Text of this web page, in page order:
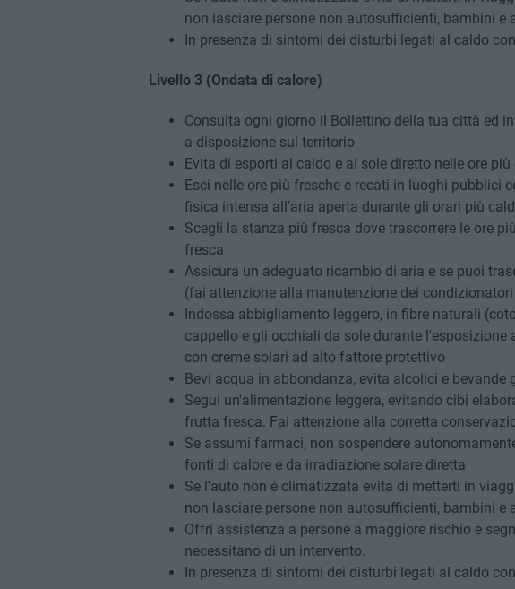
non lasciare persone non autosufficienti, bambini e
In presenza di sintomi dei disturbi legati al caldo
Livello 3 (Ondata di calore)
Consulta ogni giorno il Bollettino della tua città ed
a disposizione sul territorio
Evita di esporti al caldo e al sole diretto nelle ore
Esci nelle ore più fresche e recati in luoghi pubblici
fisica intensa all'aria aperta durante gli orari più
Scegli la stanza più fresca dove trascorrere le ore
fresca
Assicura un adeguato ricambio di aria e se puoi
(fai attenzione alla manutenzione dei
Indossa abbigliamento leggero, in fibre naturali
cappello e gli occhiali da sole durante l'esposizione
con creme solari ad alto fattore protettivo
Bevi acqua in abbondanza, evita alcolici e bevande
Segui un'alimentazione leggera, evitando cibi
frutta fresca. Fai attenzione alla corretta
Se assumi farmaci, non sospendere
fonti di calore e da irradiazione solare diretta
Se l'auto non è climatizzata evita di metterti in
non lasciare persone non autosufficienti, bambini e
Offri assistenza a persone a maggiore rischio e
necessitano di un intervento.
In presenza di sintomi dei disturbi legati al caldo